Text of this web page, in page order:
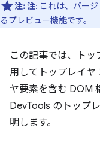
注:注: これは、バー
るプレビュー機能です。
この記事では、ト
用してトップレイヤ
ヤ要素を含む DOM
DevTools のトップ
明します。